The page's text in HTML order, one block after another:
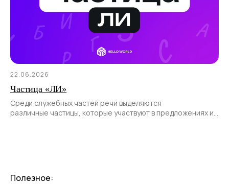
22.06.2026
Частица «ЛИ»
Среди служебных частей речи выделяются
различные частицы, которые участвуют в предложениях и
Полезное: